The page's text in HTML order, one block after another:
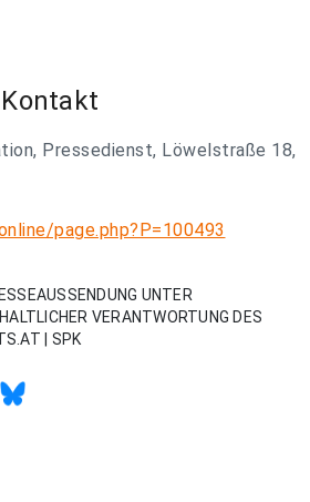
Pressedienst, Löwelstraße 18,
page.php?P=100493
UNTER
VERANTWORTUNG DES
| SPK